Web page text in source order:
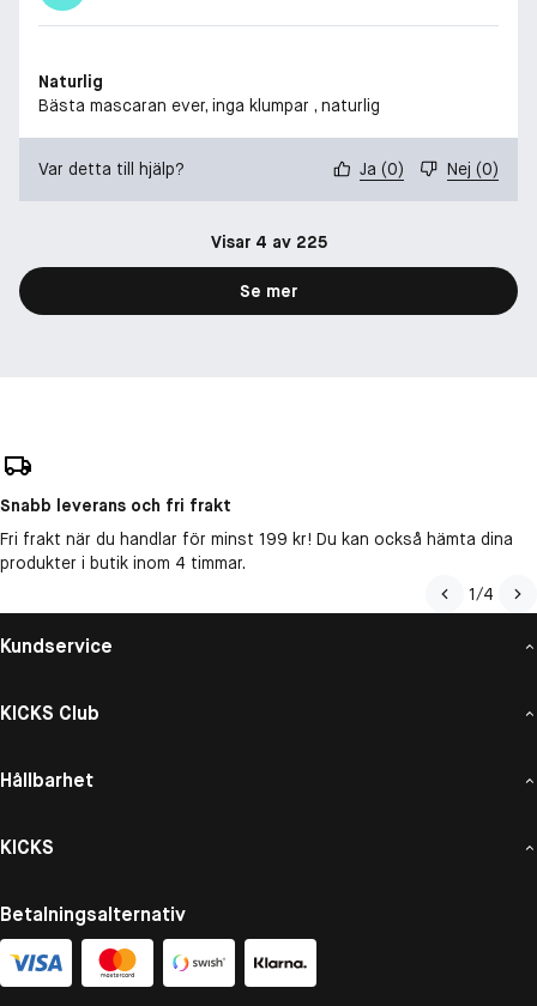
Naturlig
Bästa mascaran ever, inga klumpar , naturlig
Var detta till hjälp? Ja (0) Nej (0)
Visar 4 av 225
Se mer
Snabb leverans och fri frakt
Fri frakt när du handlar för minst 199 kr! Du kan också hämta dina
produkter i butik inom 4 timmar.
1/4
Kundservice
KICKS Club
Hållbarhet
KICKS
Betalningsalternativ